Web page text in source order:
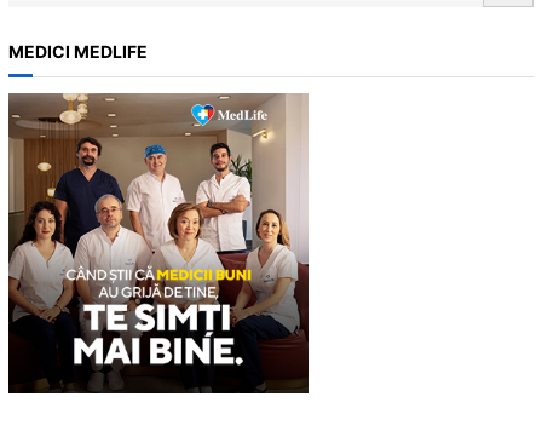
a
r
c
h
MEDICI MEDLIFE